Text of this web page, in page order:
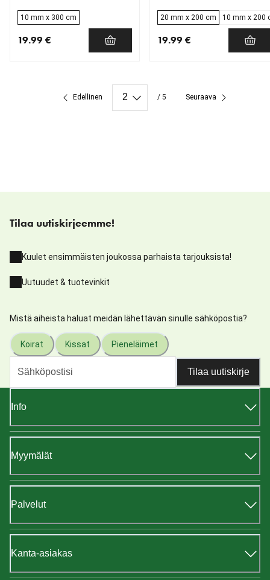
10 mm x 300 cm
19.99 €
20 mm x 200 cm 10 mm x 200
19.99 €
Edellinen / 5 Seuraava
Tilaa uutiskirjeemme!
Kuulet ensimmäisten joukossa parhaista tarjouksista!
Uutuudet & tuotevinkit
Mistä aiheista haluat meidän lähettävän sinulle sähköpostia?
Koirat Kissat Pieneläimet
Tilaa uutiskirje
Info
Myymälät
Palvelut
Kanta-asiakas